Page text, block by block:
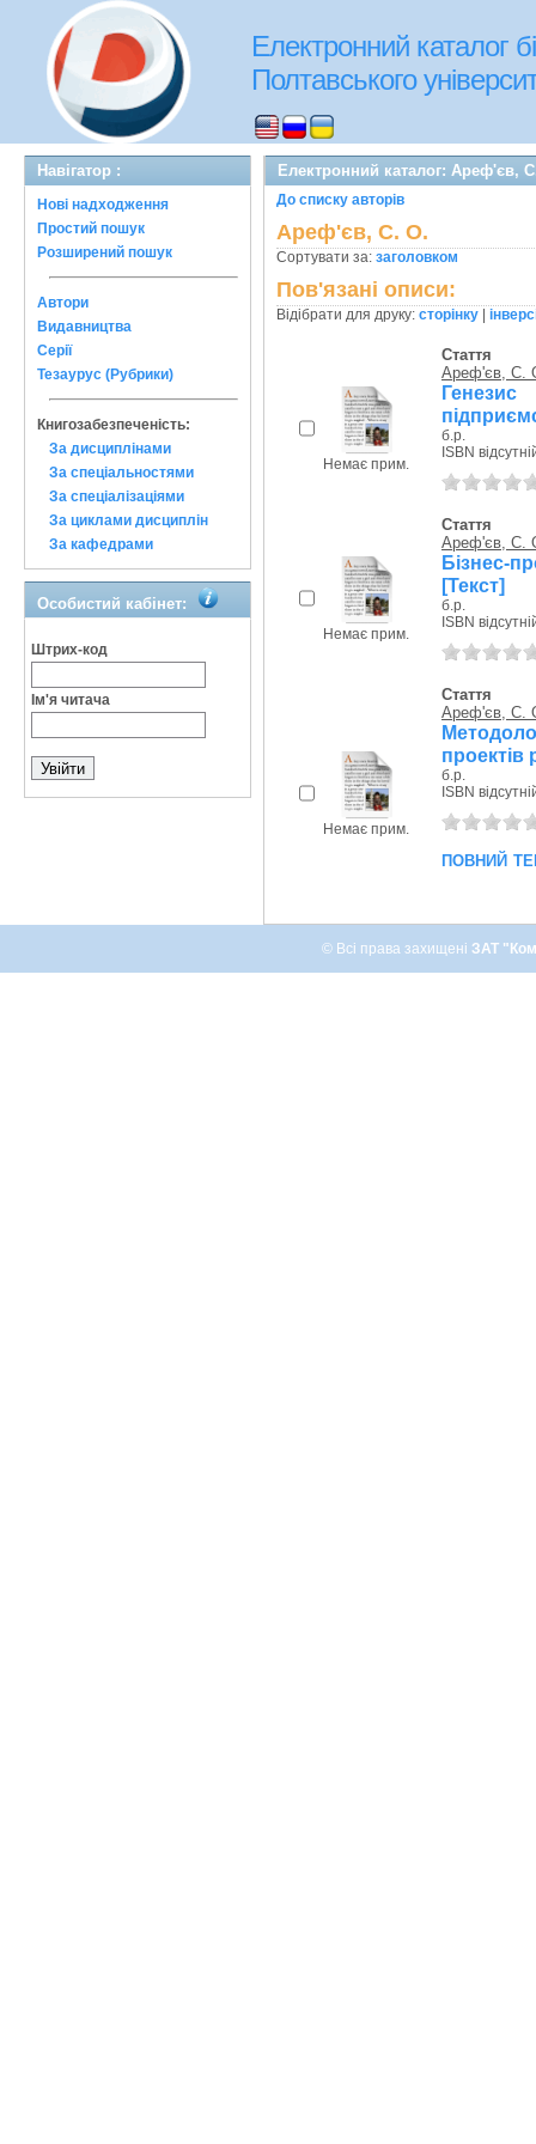
Електронний каталог
Полтавського
Навігатор :
Нові надходження
Простий пошук
Розширений пошук
Автори
Видавництва
Серії
Тезаурус (Рубрики)
Книгозабезпеченість:
За дисциплінами
За спеціальностями
За спеціалізаціями
За циклами дисциплін
За кафедрами
Особистий кабінет:
Штрих-код
Ім'я читача
Електронний каталог: Ареф'єв,
До списку авторів
Ареф'єв, С. О.
Сортувати за: заголовком
Пов'язані описи:
Відібрати для друку: сторінку
Немає прим.
Стаття
Ареф'єв, С.
б.р.
ISBN
Немає прим.
Стаття
Ареф'єв, С.
Бізнес-
[Текст]
б.р.
ISBN
Немає прим.
Стаття
Ареф'єв, С.
проектів
б.р.
ISBN
повний
© Всі права захищені ЗАТ